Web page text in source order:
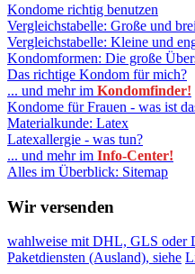
Kondome richtig benutzen
Vergleichstabelle: Große und
Vergleichstabelle: Kleine und
Kondomformen: Die große
Das richtige Kondom für mich?
... und mehr im Kondomfinder!
Kondome für Frauen - was ist
Materialkunde: Latex
Latexallergie - was tun?
... und mehr im Info-Center!
Alles im Überblick: Sitemap
Wir versenden
wahlweise mit DHL, GLS oder
Paketdiensten (Ausland), siehe